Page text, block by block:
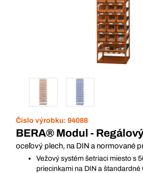
Číslo výrobku: 94088
BERA® Modul -
oceľový plech, na DIN a normované
Vežový systém šetriaci miesto s
priecinkami na DIN a štandardné